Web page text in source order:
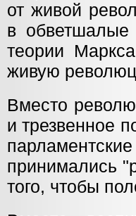
от живой
в
теории
живую
Вместо
и трезвенное
принимались
того, чтобы